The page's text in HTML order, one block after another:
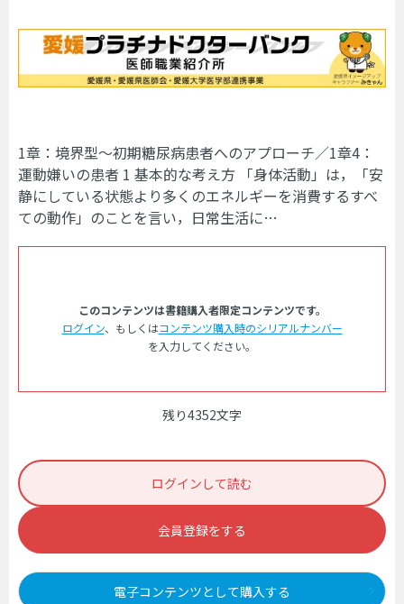
1章：境界型～初期糖尿病患者へのアプローチ／1章4：
運動嫌いの患者 1 基本的な考え方 「身体活動」は，「安
静にしている状態より多くのエネルギーを消費するすべ
ての動作」のことを言い，日常生活に…
このコンテンツは書籍購入者限定コンテンツです。
ログイン、もしくはコンテンツ購入時のシリアルナンバー
を入力してください。
残り4352文字
ログインして読む
会員登録をする
電子コンテンツとして購入する